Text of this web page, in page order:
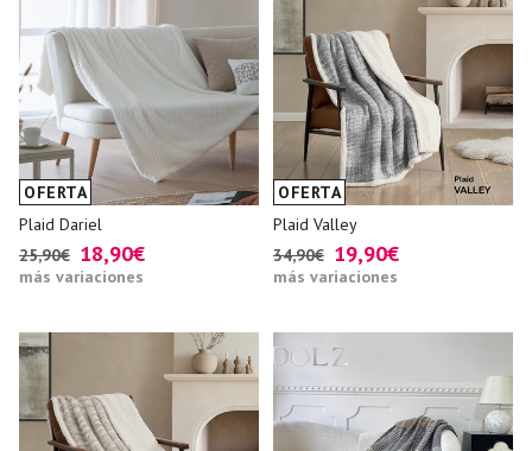
OFERTA
Plaid Dariel
25,90€ 18,90€
más variaciones
OFERTA
Plaid Valley
34,90€ 19,90€
más variaciones